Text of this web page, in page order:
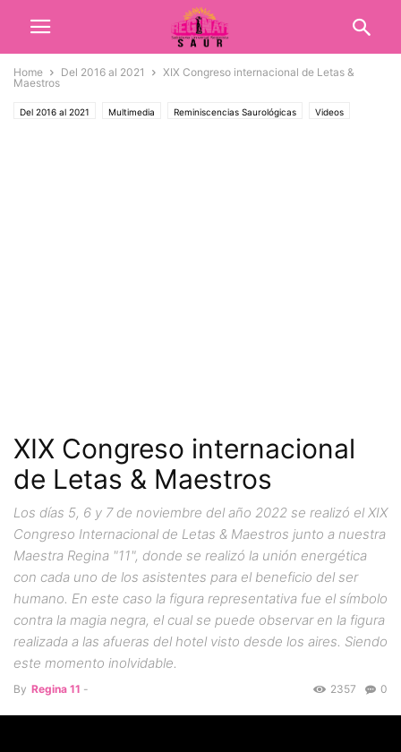
Home Del 2016 al 2021
XIX Congreso internacional de Letas &
Maestros
Del 2016 al 2021 Multimedia Reminiscencias Saurológicas Videos
XIX Congreso internacional
de Letas & Maestros
Los días 5, 6 y 7 de noviembre del año 2022 se realizó el XIX
Congreso Internacional de Letas & Maestros junto a nuestra
Maestra Regina "11", donde se realizó la unión energética
con cada uno de los asistentes para el beneficio del ser
humano. En este caso la figura representativa fue el símbolo
contra la magia negra, el cual se puede observar en la figura
realizada a las afueras del hotel visto desde los aires. Siendo
este momento inolvidable.
By Regina 11 - 0
2357